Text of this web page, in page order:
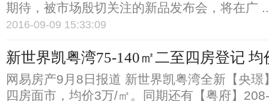
期待，被市场殷切关注的新品发布会，将在广
2016-09-09 15:33:09
新世界凯粤湾75-140㎡二至四房登记 均
网易房产9月8日报道 新世界凯粤湾全新【央
四房面市，均价3万/㎡。同期还有【粤府】